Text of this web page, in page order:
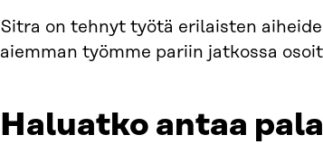
Sitra on tehnyt työtä erilaisten
aiemman työmme pariin jatkossa
Haluatko antaa